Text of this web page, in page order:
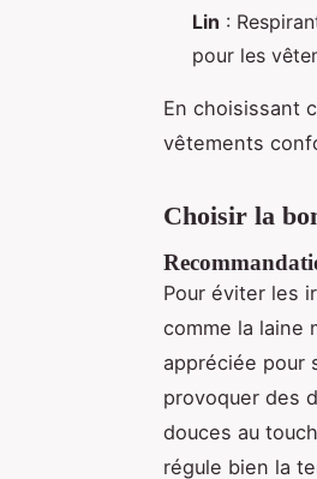
Lin :
pour les
En choisissant
vêtements
Choisir la
Pour éviter les
comme la laine
appréciée pour
provoquer des
douces au
régule bien la